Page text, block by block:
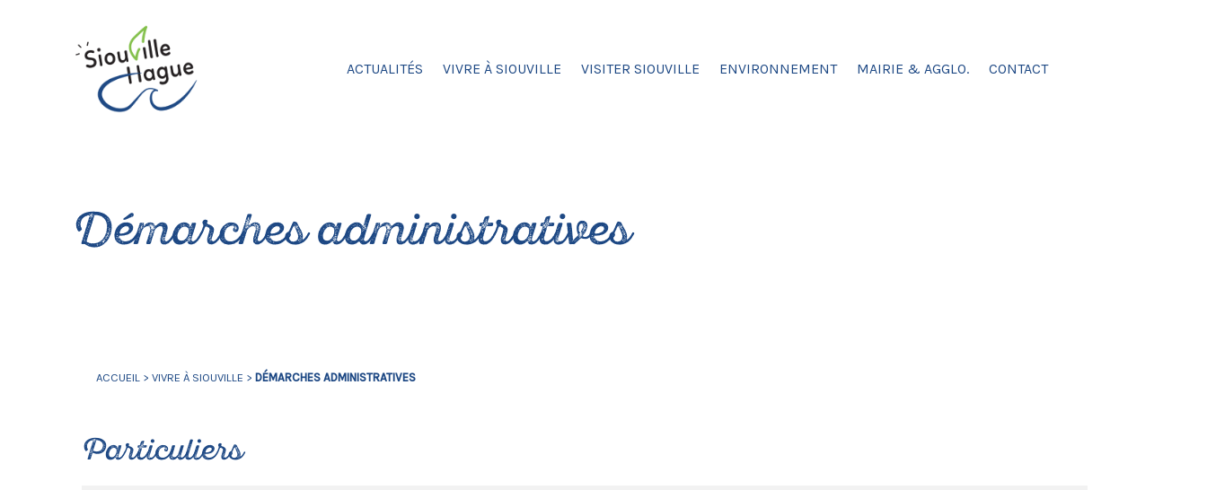
ACTUALITÉS VIVRE À SIOUVILLE VISITER SIOUVILLE ENVIRONNEMENT MAIRIE & AGGLO. CONTACT
Démarches administratives
ACCUEIL > VIVRE À SIOUVILLE > DÉMARCHES ADMINISTRATIVES
Particuliers